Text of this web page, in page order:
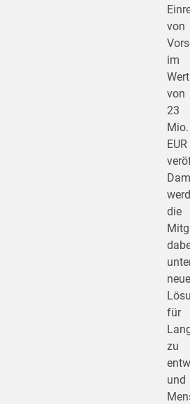
von
im
Wert
von
23
Mio.
EUR
die
neue
für
zu
und